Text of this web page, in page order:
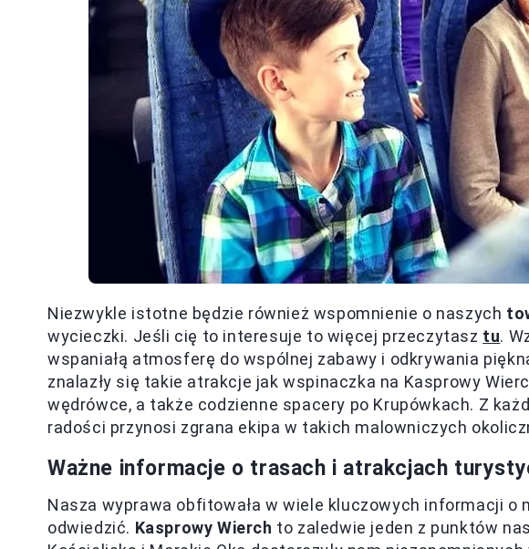
Niezwykle istotne będzie również wspomnienie o naszych
wycieczki. Jeśli cię to interesuje to więcej przeczytasz tu.
wspaniałą atmosferę do wspólnej zabawy i odkrywania
znalazły się takie atrakcje jak wspinaczka na Kasprowy
wędrówce, a także codzienne spacery po Krupówkach. Z
radości przynosi zgrana ekipa w takich malowniczych
Ważne informacje o trasach i atrakcjach
Nasza wyprawa obfitowała w wiele kluczowych informacji o
odwiedzić. Kasprowy Wierch to zaledwie jeden z punktów